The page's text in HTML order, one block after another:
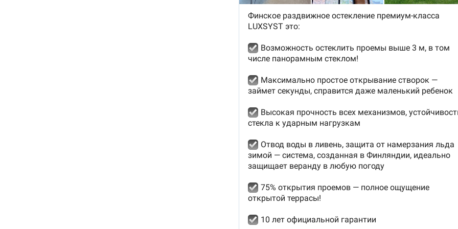
Финское раздвижное остекление премиум-класса
LUXSYST это:
☑️Возможность остеклить проемы выше 3 м, в том
числе панорамным стеклом!
☑️Максимально простое открывание створок —
займет секунды, справится даже маленький ребенок
☑️Высокая прочность всех механизмов,
стекла к ударным нагрузкам
☑️Отвод воды в ливень, защита от намерзания льда
зимой — система, созданная в Финляндии, идеально
защищает веранду в любую погоду
☑️75% открытия проемов — полное ощущение
открытой террасы!
☑️10 лет официальной гарантии